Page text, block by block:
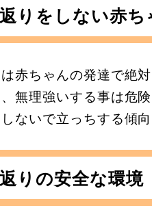
りをしない赤ち
赤ちゃんの発達で絶
無理強いする事は危
ないで立っちする傾向
りの安全な環境